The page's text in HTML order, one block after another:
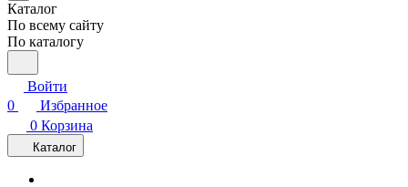
Каталог
По всему сайту
По каталогу
Войти
0
Избранное
0 Корзина
Каталог